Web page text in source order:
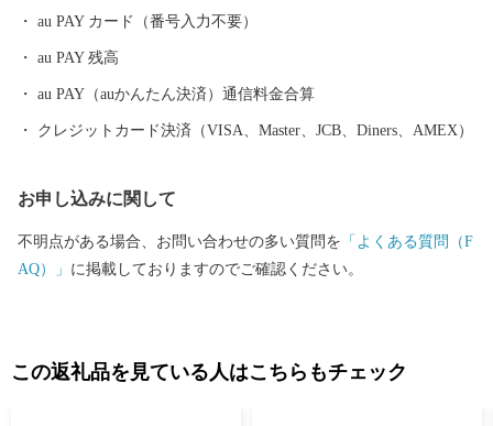
わせ持った地域です。 【平成27年】旧閑谷学校などを構成文化財
遺産に認定されました。 【平成29年】備前焼（備前市）が、越前
焼（福井県越前町）、瀬戸焼（愛知県瀬戸市）、常滑焼（愛知県
常滑市）、信楽焼（滋賀県甲賀市）、丹波立杭焼（兵庫県篠山
au PAY カード（番号入力不要）
au PAY 残高
au PAY（auかんたん決済）通信料金合算
クレジットカード決済（VISA、Master、JCB、Diners、AMEX）
お申し込みに関して
不明点がある場合、お問い合わせの多い質問を 「よくある質問（F
AQ）」 に掲載しておりますのでご確認ください。
この返礼品を見ている人はこちらもチェック